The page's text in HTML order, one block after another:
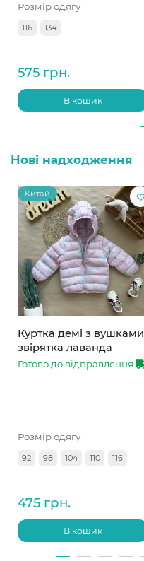
Розмір одягу
116 134
575 грн.
В кошик
Нові надходження
Китай
Куртка демі з вушками
звірятка лаванда
Готово до відправлення
Розмір одягу
92 98 104 110 116
475 грн.
В кошик